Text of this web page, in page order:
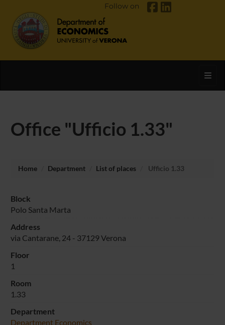
Follow on
Office "Ufficio 1.33"
Home Department List of places Ufficio 1.33
Block
Polo Santa Marta
Address
via Cantarane, 24 - 37129 Verona
Floor
1
Room
1.33
Department
Department Economics